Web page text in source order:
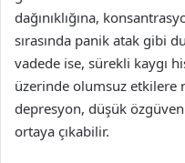
dağınıklığına,
sırasında panik atak gibi
vadede ise, sürekli kaygı
üzerinde olumsuz etkilere
depresyon, düşük
ortaya çıkabilir.